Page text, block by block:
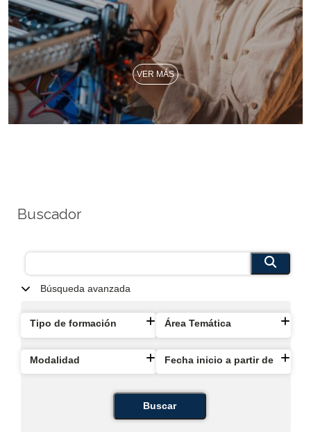
VER MÁS
Buscador
Búsqueda avanzada
Tipo de formación Área Temática
Modalidad Fecha inicio a partir de
Buscar